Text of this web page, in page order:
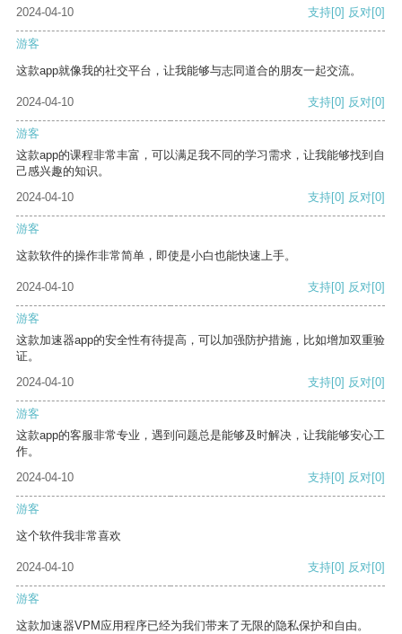
2024-04-10
支持[0] 反对[0]
游客
这款app就像我的社交平台，让我能够与志同道合的朋友一起交流。
2024-04-10 支持[0] 反对[0]
游客
这款app的课程非常丰富，可以满足我不同的学习需求，让我能够找到自
己感兴趣的知识。
2024-04-10
支持[0] 反对[0]
游客
这款软件的操作非常简单，即使是小白也能快速上手。
2024-04-10 支持[0] 反对[0]
游客
这款加速器app的安全性有待提高，可以加强防护措施，比如增加双重验
证。
2024-04-10
支持[0] 反对[0]
游客
这款app的客服非常专业，遇到问题总是能够及时解决，让我能够安心工
作。
2024-04-10
支持[0] 反对[0]
游客
这个软件我非常喜欢
2024-04-10 支持[0] 反对[0]
游客
这款加速器VPM应用程序已经为我们带来了无限的隐私保护和自由。